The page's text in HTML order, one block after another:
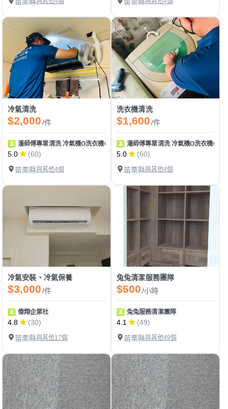
冷氣清洗
$2,000/件
潘師傅專業清洗 冷氣機O洗衣機O專業清洗
5.0
(60)
苗栗縣與其他4個
洗衣機清洗
$1,600/件
潘師傅專業清洗 冷氣機O洗衣機O專
5.0
(60)
苗栗縣與其他4個
冷氣安裝、冷氣保養
$3,000/件
偉翔企業社
4.8
(30)
苗栗縣與其他17個
兔兔清潔服務團隊
$500/小時
兔兔服務清潔團隊
4.1
(49)
苗栗縣與其他49個